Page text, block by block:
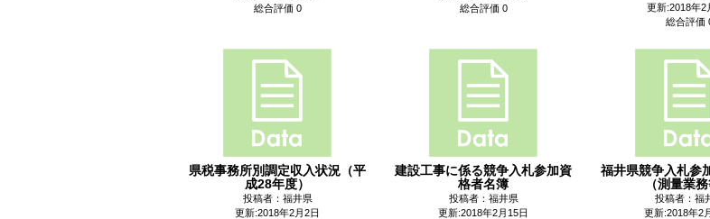
総合評価 0
総合評価 0
更新:2018年2
総合評価
県税事務所別調定収入状況（平
成28年度）
投稿者：福井県
更新:2018年2月2日
建設工事に係る競争入札参加資
格者名簿
投稿者：福井県
更新:2018年2月15日
福井県競争入札参
（測量業務
投稿者：福
更新:2018年2